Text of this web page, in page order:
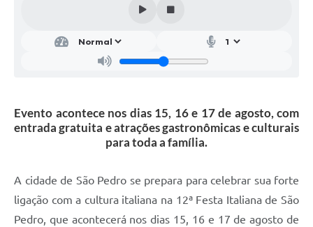
Conselhos Municipais
Contato
Evento acontece nos dias 15, 16 e 17 de agosto, com
entrada gratuita e atrações gastronômicas e culturais
para toda a família.
A cidade de São Pedro se prepara para celebrar sua forte
ligação com a cultura italiana na 12ª Festa Italiana de São
Pedro, que acontecerá nos dias 15, 16 e 17 de agosto de